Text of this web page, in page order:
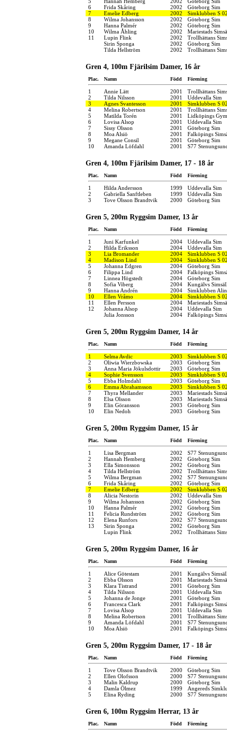
6
Frida Skåring 2002
Göteborg Sim
7
Emelie Edberg 2002
Simklubben S
8
Wilma Johansson 2002
Göteborg Sim
9
Hanna Palmér 2002
Göteborg Sim
10
Wilma Åhling 2002
Mariestads
11
Lupin Flink 2002
Trollhättans
Sirin Sponga
2002
Göteborg Sim
Tilda Hellström
2002 Trollhättans
Gren 4, 100m Fjärilsim Damer, 16 år
Plac. Namn Född Förening
1 Annie Lätt 2001
Trollhättans
2
Tilda Nilsson 2001
Uddevalla Sim
3
Agnes Svantesson 2001
Simklubben S
4
Melina Robertson 2001
Trollhättans
5
Matilda Torén 2001
Lidköpings
6
Lovisa Alsop 2001
Uddevalla Sim
7
Sissy Olsson 2001
Göteborg Sim
8
Moa Alsiö 2001
Falköpings
9
Megane Consil 2001
Göteborg Sim
10
Amanda Löfdahl 2001 S77
Gren 4, 100m Fjärilsim Damer, 17 - 18 år
Plac. Namn Född Förening
1 Hilda Andersson 1999
Uddevalla Sim
2
Gabriella Sanftleben 1999
Uddevalla Sim
3
Tove Olsson Brandtvik 2000 Göteborg Sim
Gren 5, 200m Ryggsim Damer, 13 år
Plac. Namn Född Förening
1 Juni Karfunkel 2004
Uddevalla Sim
2
Hilda Eriksson 2004
Uddevalla Sim
3
Lia Bromander 2004
Simklubben S
4
Madison Lind 2004
Simklubben S
5
Johanna Edgren 2004
Göteborg Sim
6
Filippa Lind 2004
Falköpings
7
Linnea Högstedt 2004
Göteborg Sim
8
Sofia Viberg 2004
Kungälvs
9
Hanna Andrén 2004
Simklubben
10
Ellen Vråmo 2004
Simklubben S
11
Ellen Persson 2004
Mariestads
12
Johanna Alsop 2004
Uddevalla Sim
Julia Jonsson
2004 Falköpings
Gren 5, 200m Ryggsim Damer, 14 år
Plac. Namn Född Förening
1 Selma Avdic 2003
Simklubben S
2
Oliwia Wierzbowska 2003
Göteborg Sim
3
Anna Maria Jökulsdottir 2003
Göteborg Sim
4
Sophie Svensson 2003
Simklubben S
5
Ebba Holmdahl 2003
Göteborg Sim
6
Emma Abrahamsson 2003
Simklubben S
7
Thyra Mellander 2003
Mariestads
8
Elsa Olsson 2003
Mariestads
9
Elin Göransson 2003
Göteborg Sim
10
Elin Nedoh 2003 Göteborg Sim
Gren 5, 200m Ryggsim Damer, 15 år
Plac. Namn Född Förening
1 Lisa Bergman 2002
S77
2
Hannah Hemberg 2002
Göteborg Sim
3
Ella Simonsson 2002
Göteborg Sim
4
Tilda Hellström 2002
Trollhättans
5
Wilma Bergman 2002
S77
6
Frida Skåring 2002
Göteborg Sim
7
Emelie Edberg 2002
Simklubben S
8
Alicia Nestorin 2002
Uddevalla Sim
9
Wilma Johansson 2002
Göteborg Sim
10
Hanna Palmér 2002
Göteborg Sim
11
Felicia Rundström 2002
Göteborg Sim
12
Elena Runfors 2002
S77
13
Sirin Sponga 2002
Göteborg Sim
Lupin Flink
2002 Trollhättans
Gren 5, 200m Ryggsim Damer, 16 år
Plac. Namn Född Förening
1 Alice Götestam 2001
Kungälvs
2
Ebba Olsson 2001
Mariestads
3
Klara Tistrand 2001
Göteborg Sim
4
Tilda Nilsson 2001
Uddevalla Sim
5
Johanna de Jonge 2001
Göteborg Sim
6
Francesca Clark 2001
Falköpings
7
Lovisa Alsop 2001
Uddevalla Sim
8
Melina Robertson 2001
Trollhättans
9
Amanda Löfdahl 2001
S77
10
Moa Alsiö 2001 Falköpings
Gren 5, 200m Ryggsim Damer, 17 - 18 år
Plac. Namn Född Förening
1 Tove Olsson Brandtvik 2000
Göteborg Sim
2
Ellen Olofsson 2000
S77
3
Malin Kaldrup 2000
Göteborg Sim
4
Damla Ölmez 1999
Angereds
5
Elina Ryding 2000 S77
Gren 6, 100m Ryggsim Herrar, 13 år
Plac. Namn Född Förening